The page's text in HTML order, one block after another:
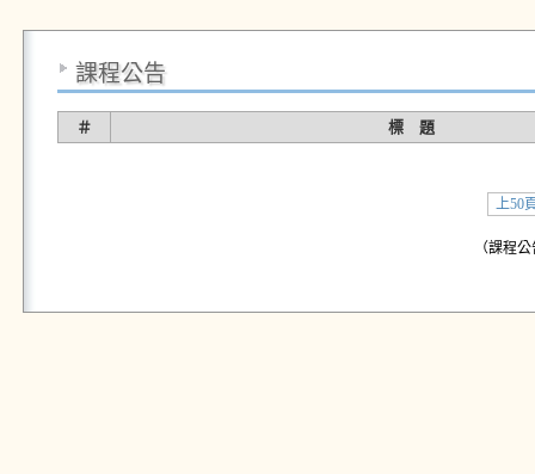
課程公告
＃ 標 題
上50
（課程